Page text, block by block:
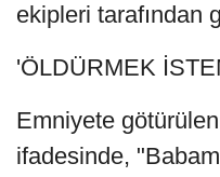
ekipleri tarafından
'ÖLDÜRMEK
Emniyete
ifadesinde,